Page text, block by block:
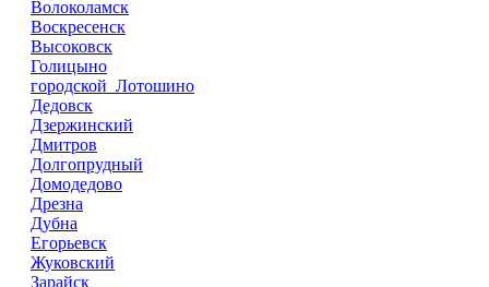
Волоколамск
Воскресенск
Высоковск
Голицыно
городской Лотошино
Дедовск
Дзержинский
Дмитров
Долгопрудный
Домодедово
Дрезна
Дубна
Егорьевск
Жуковский
Зарайск